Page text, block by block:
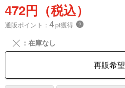
472円（税込）
通販ポイント： 4pt獲得 ？
╳ ：在庫なし
再販希望